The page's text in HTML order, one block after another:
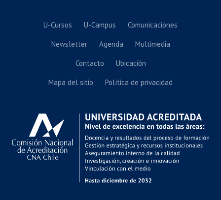
U-Cursos U-Campus Comunicaciones
Newsletter Agenda Multimedia
Contacto Ubicación
Mapa del sitio Política de privacidad